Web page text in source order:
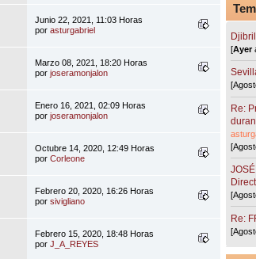
Junio 22, 2021, 11:03 Horas
porasturgabriel
Marzo 08, 2021, 18:20 Horas
porjoseramonjalon
Enero 16, 2021, 02:09 Horas
porjoseramonjalon
Octubre 14, 2020, 12:49 Horas
porCorleone
Febrero 20, 2020, 16:26 Horas
porsivigliano
Febrero 15, 2020, 18:48 Horas
porJ_A_REYES
[Ayer
Re:
Re: